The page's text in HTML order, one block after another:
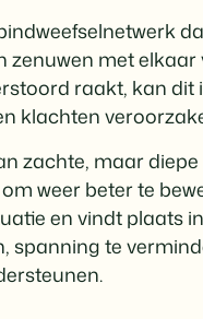
zenuwen met
raakt, kan
klachten
zachte, maar
weer beter te
en vindt plaats
spanning te